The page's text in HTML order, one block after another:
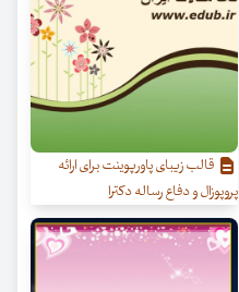
قالب زیبای پاورپوینت برای ارائه
پروپوزال و دفاع رساله دکترا